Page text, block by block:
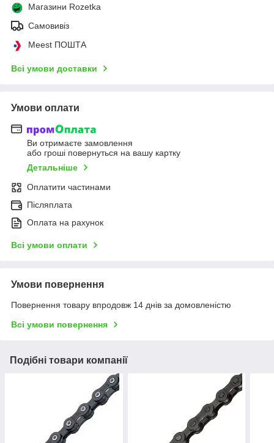
Магазини Rozetka
Самовивіз
Meest ПОШТА
Всі умови доставки
Умови оплати
Ви отримаєте замовлення
або гроші повернуться на вашу картку
Детальніше
Оплатити частинами
Післяплата
Оплата на рахунок
Всі умови оплати
Умови повернення
Повернення товару впродовж 14 днів за домовленістю
Всі умови повернення
Подібні товари компанії